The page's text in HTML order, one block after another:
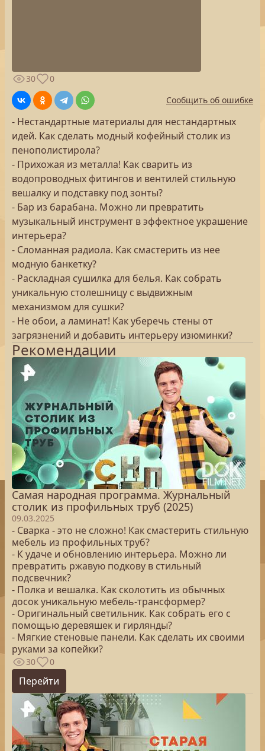
30
0
Сообщить об ошибке
- Нестандартные материалы для нестандартных
идей. Как сделать модный кофейный столик из
пенополистирола?
- Прихожая из металла! Как сварить из
водопроводных фитингов и вентилей стильную
вешалку и подставку под зонты?
- Бар из барабана. Можно ли превратить
музыкальный инструмент в эффектное украшение
интерьера?
- Сломанная радиола. Как смастерить из нее
модную банкетку?
- Раскладная сушилка для белья. Как собрать
уникальную столешницу с выдвижным
механизмом для сушки?
- Не обои, а ламинат! Как уберечь стены от
загрязнений и добавить интерьеру изюминки?
Рекомендации
Самая народная программа. Журнальный
столик из профильных труб (2025)
09.03.2025
- Сварка - это не сложно! Как смастерить стильную
мебель из профильных труб?
- К удаче и обновлению интерьера. Можно ли
превратить ржавую подкову в стильный
подсвечник?
- Полка и вешалка. Как сколотить из обычных
досок уникальную мебель-трансформер?
- Оригинальный светильник. Как собрать его с
помощью деревяшек и гирлянды?
- Мягкие стеновые панели. Как сделать их своими
руками за копейки?
30 0
Перейти